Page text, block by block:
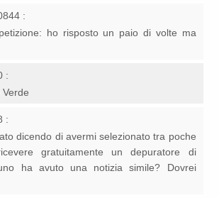
:
ho risposto un paio di volte ma
:
Verde
:
dicendo di avermi selezionato tra poche
gratuitamente un depuratore di
ha avuto una notizia simile? Dovrei